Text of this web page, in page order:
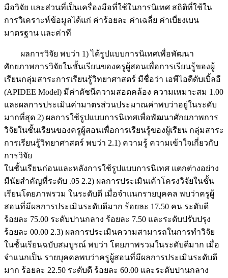
มือวิจัย และส่วนที่เป็นเครื่องมือที่ใช้ในการนิเทศ สถิติที่ใช้ใน
การวิเคราะห์ข้อมูลได้แก่ ค่าร้อยละ ค่าเฉลี่ย ค่าเบี่ยงเบน
มาตรฐาน และค่าที
ผลการวิจัย พบว่า 1) ได้รูปแบบการนิเทศเพื่อพัฒนา
ศักยภาพการวิจัยในชั้นเรียนของครูผู้สอนเพื่อการเรียนรู้ของผู้
เรียนกลุ่มสาระการเรียนรู้วิทยาศาสตร์ มีชื่อว่า เอพีไอดีดับเบิ้ลอี
(APIDEE Model) มีค่าดัชนีความสอดคล้อง ความเหมาะสม 1.00
และผลการประเมินค่ามาตรส่วนประมาณค่าพบว่าอยู่ในระดับ
มากที่สุด 2) ผลการใช้รูปแบบการนิเทศเพื่อพัฒนาศักยภาพการ
วิจัยในชั้นเรียนของครูผู้สอนเพื่อการเรียนรู้ของผู้เรียน กลุ่มสาระ
การเรียนรู้วิทยาศาสตร์ พบว่า 2.1) ความรู้ ความเข้าใจเกี่ยวกับ
การวิจัย
ในชั้นเรียนก่อนและหลังการใช้รูปแบบการนิเทศ แตกต่างอย่าง
มีนัยสำคัญที่ระดับ .05 2.2) ผลการประเมินเค้าโครงวิจัยในชั้น
เรียนโดยภาพรวม ในระดับดี เมื่อจำแนกรายบุคคล พบว่าครูผู้
สอนที่มีผลการประเมินระดับดีมาก ร้อยละ 17.50 คน ระดับดี
ร้อยละ 75.00 ระดับปานกลาง ร้อยละ 7.50 และระดับปรับปรุง
ร้อยละ 00.00 2.3) ผลการประเมินความสามารถในการทำวิจัย
ในชั้นเรียนฉบับสมบูรณ์ พบว่า โดยภาพรวมในระดับดีมาก เมื่อ
จำแนกเป็น รายบุคคลพบว่าครูผู้สอนที่มีผลการประเมินระดับดี
มาก ร้อยละ 22.50 ระดับดี ร้อยละ 60.00 และระดับปานกลาง